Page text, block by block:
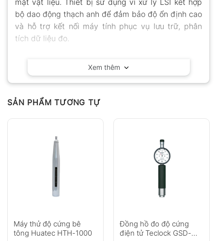
bộ dao động thạch anh để đảm bảo độ ổn định cao
và hỗ trợ kết nối máy tính phục vụ lưu trữ, phân
tích dữ liệu đo.
Xem thêm
SẢN PHẨM TƯƠNG TỰ
Máy thử độ cứng bê
tông Huatec HTH-1000
Đồng hồ đo độ cứng
điện tử Teclock GSD-